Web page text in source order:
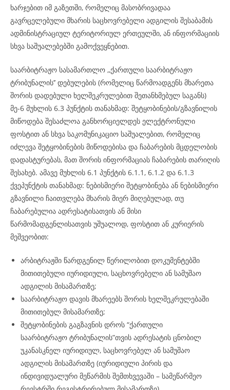
ხარჯებით იმ გაზეთში, რომელიც მასობრივადაა
გავრცელებული მხარის საცხოვრებელი ადგილის შესაბამის
ადმინისტრაციულ ტერიტორიულ ერთეულში, ან ინფორმაციის
სხვა საშუალებებში გამოქვეყნებით.
საარბიტრაჟო სასამართლო ,,ქართული საარბიტრაჟო
ტრიბუნალის’’ დებულების (რომელიც წარმოადგენს მხარეთა
შორის დადებული ხელშეკრულებით შეთანხმებულ საგანს)
მე-6 მუხლის 6.3 პუნქტის თანახმად: შეტყობინების/გზავნილის
მიწოდება შესაძლოა განხორციელდეს ელექტრონული
ფოსტით ან სხვა საკომუნიკაციო საშუალებით, რომელიც
იძლევა შეტყობინების მიწოდებისა და ჩაბარების მცდელობის
დადასტურებას, მათ შორის ინფორმაციას ჩაბარების თარიღის
შესახებ. ამავე მუხლის 6.1 პუნქტის 6.1.1, 6.1.2 და 6.1.3
ქვეპუნქტის თანახმად: ნებისმიერი შეტყობინება ან ნებისმიერი
გზავნილი ჩაითვლება მხარის მიერ მიღებულად, თუ
ჩაბარებულია ადრესატისათვის ან მისი
წარმომადგენლისათვის უშუალოდ, ფოსტით ან კურიერის
მეშვეობით:
არბიტრაჟში წარდგენილ წერილობით დოკუმენტებში
მითითებული იურიდიული, საცხოვრებელი ან სამუშაო
ადგილის მისამართზე;
საარბიტრაჟო დავის მხარეებს შორის ხელშეკრულებაში
მითითებულ მისამართზე;
შეტყობინების გაგზავნის დროს “ქართული
საარბიტრაჟო ტრიბუნალის”თვის ადრესატის ცნობილ
უკანასკნელ იურიდიულ, საცხოვრებელ ან სამუშაო
ადგილის მისამართზე (იურიდიული პირის და
ინდივიდუალური მეწარმის შემთხვევაში – სამეწარმეო